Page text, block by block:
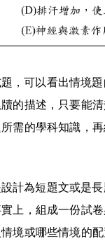
，可以看出情境
的描述，只要能
需的學科知識，
計為短題文或是
上，組成一份試
境或哪些情境的